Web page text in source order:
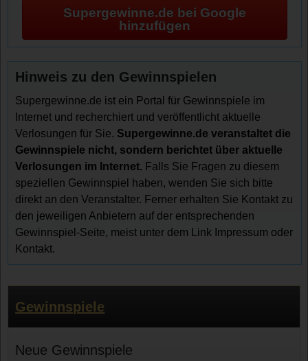
Supergewinne.de bei Google
hinzufügen
Hinweis zu den Gewinnspielen
Supergewinne.de ist ein Portal für Gewinnspiele im
Internet und recherchiert und veröffentlicht aktuelle
Verlosungen für Sie. Supergewinne.de veranstaltet die
Gewinnspiele nicht, sondern berichtet über aktuelle
Verlosungen im Internet. Falls Sie Fragen zu diesem
speziellen Gewinnspiel haben, wenden Sie sich bitte
direkt an den Veranstalter. Ferner erhalten Sie Kontakt zu
den jeweiligen Anbietern auf der entsprechenden
Gewinnspiel-Seite, meist unter dem Link Impressum oder
Kontakt.
Gewinnspiele
Neue Gewinnspiele